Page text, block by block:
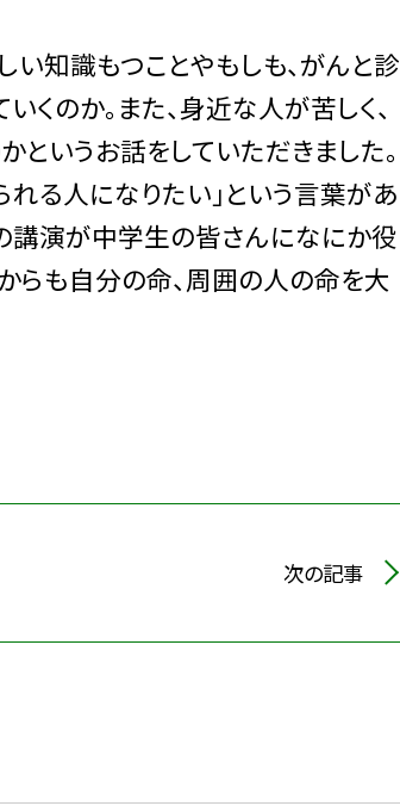
知識もつことやもしも、がんと診
のか。また、身近な人が苦しく、
いうお話をしていただきました。
る人になりたい」という言葉があ
講演が中学生の皆さんになにか役
らも自分の命、周囲の人の命を大
次の記事